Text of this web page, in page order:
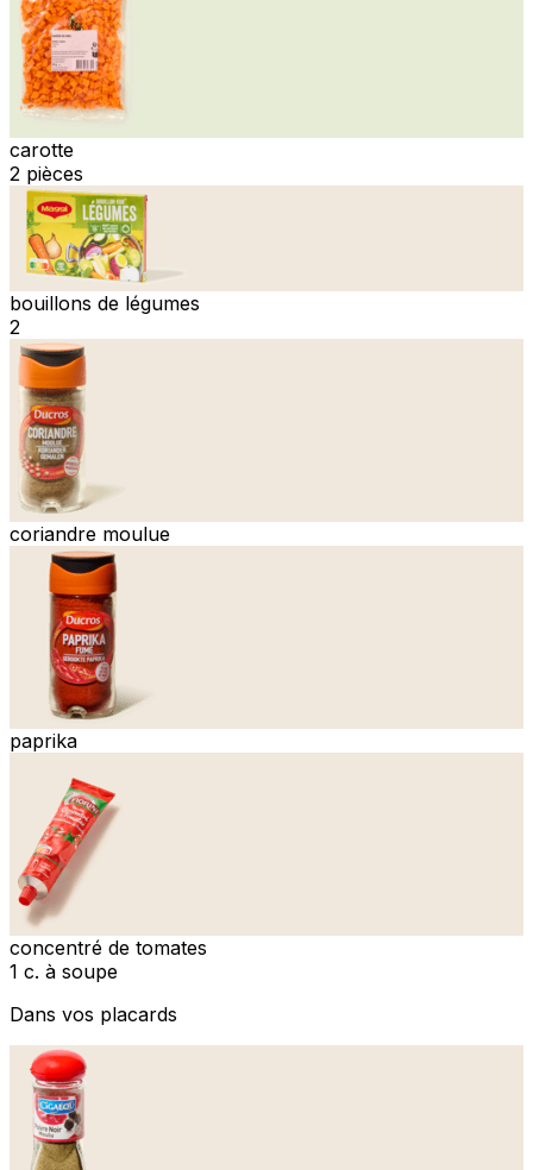
carotte
2 pièces
bouillons de légumes
2
coriandre moulue
paprika
concentré de tomates
1 c. à soupe
Dans vos placards